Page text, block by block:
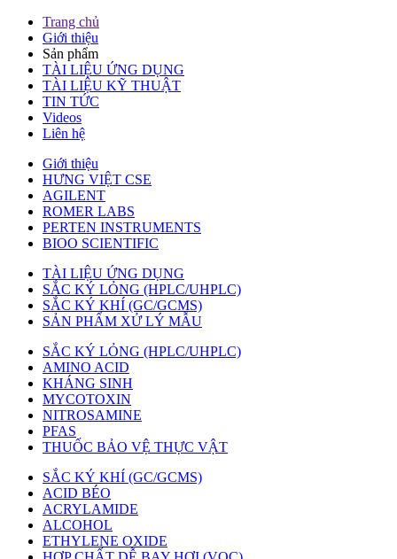
Trang chủ
Giới thiệu
Sản phẩm
TÀI LIỆU ỨNG DỤNG
TÀI LIỆU KỸ THUẬT
TIN TỨC
Videos
Liên hệ
Giới thiệu
HƯNG VIỆT CSE
AGILENT
ROMER LABS
PERTEN INSTRUMENTS
BIOO SCIENTIFIC
TÀI LIỆU ỨNG DỤNG
SẮC KÝ LỎNG (HPLC/UHPLC)
SẮC KÝ KHÍ (GC/GCMS)
SẢN PHẨM XỬ LÝ MẪU
SẮC KÝ LỎNG (HPLC/UHPLC)
AMINO ACID
KHÁNG SINH
MYCOTOXIN
NITROSAMINE
PFAS
THUỐC BẢO VỆ THỰC VẬT
SẮC KÝ KHÍ (GC/GCMS)
ACID BÉO
ACRYLAMIDE
ALCOHOL
ETHYLENE OXIDE